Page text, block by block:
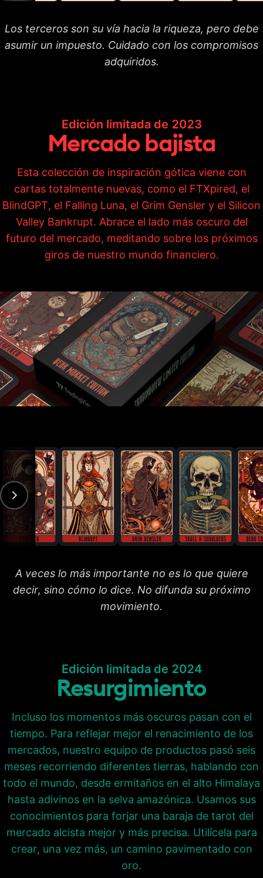
Los terceros son su vía hacia la riqueza, pero debe
asumir un impuesto. Cuidado con los compromisos
adquiridos.
Edición limitada de 2023
Mercadobajista
Esta colección de inspiración gótica viene con
cartas totalmente nuevas, como el FTXpired, el
BlindGPT, el Falling Luna, el Grim Gensler y el Silicon
Valley Bankrupt. Abrace el lado más oscuro del
futuro del mercado, meditando sobre los próximos
giros de nuestro mundo financiero.
A veces lo más importante no es lo que quiere
decir, sino cómo lo dice. No difunda su próximo
movimiento.
Edición limitada de 2024
Resurgimiento
Incluso los momentos más oscuros pasan con el
tiempo. Para reflejar mejor el renacimiento de los
mercados, nuestro equipo de productos pasó seis
meses recorriendo diferentes tierras, hablando con
todo el mundo, desde ermitaños en el alto Himalaya
hasta adivinos en la selva amazónica. Usamos sus
conocimientos para forjar una baraja de tarot del
mercado alcista mejor y más precisa. Utilícela para
crear, una vez más, un camino pavimentado con
oro.